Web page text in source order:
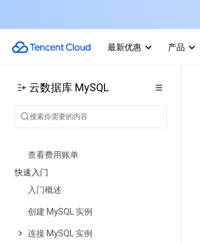
最新优惠 产品
云数据库 MySQL
存储空间超用计费说明
数据库审计计费说明
数据库代理商业化计费和活动说明
查看费用账单
快速入门
入门概述
创建 MySQL 实例
连接 MySQL 实例